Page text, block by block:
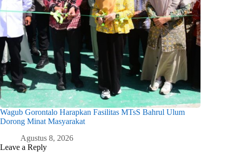
Wagub Gorontalo Harapkan Fasilitas MTsS Bahrul Ulum
Dorong Minat Masyarakat
Agustus 8, 2026
Leave a Reply